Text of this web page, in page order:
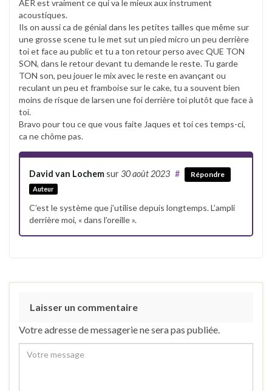
AER est vraiment ce qui va le mieux aux instrument
acoustiques.
Ils on aussi ca de génial dans les petites tailles que même sur
une grosse scene tu le met sut un pied micro un peu derrière
toi et face au public et tu a ton retour perso avec QUE TON
SON, dans le retour devant tu demande le reste. Tu garde
TON son, peu jouer le mix avec le reste en avançant ou
reculant un peu et framboise sur le cake, tu a souvent bien
moins de risque de larsen une foi derrière toi plutôt que face à
toi.
Bravo pour tou ce que vous faite Jaques et toi ces temps-ci,
ca ne chôme pas.
David van Lochemsur 30 août 2023
Auteur
# Répondre
C’est le système que j’utilise depuis longtemps. L’ampli
derrière moi, « dans l’oreille ».
Laisser un commentaire
Votre adresse de messagerie ne sera pas publiée.